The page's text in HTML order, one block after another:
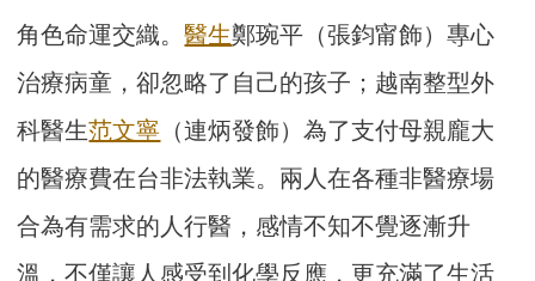
角色命運交織。醫生鄭琬平（張鈞甯飾）專心
治療病童，卻忽略了自己的孩子；越南整型外
科醫生范文寧 （連炳發飾）為了支付母親龐大
的醫療費在台非法執業。兩人在各種非醫療場
合為有需求的人行醫，感情不知不覺逐漸升
溫，不僅讓人感受到化學反應，更充滿了生活